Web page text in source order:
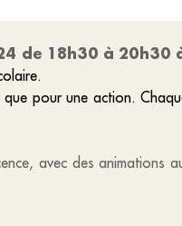
de 18h30 à 20h30
pour une action.
avec des animations